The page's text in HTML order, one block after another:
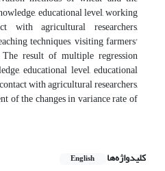
educational level, working
with agricultural researchers,
techniques, visiting farmers'
result of multiple regression
educational level, educational
with agricultural researchers,
of the changes in variance rate of
کلیدواژه‌ها English